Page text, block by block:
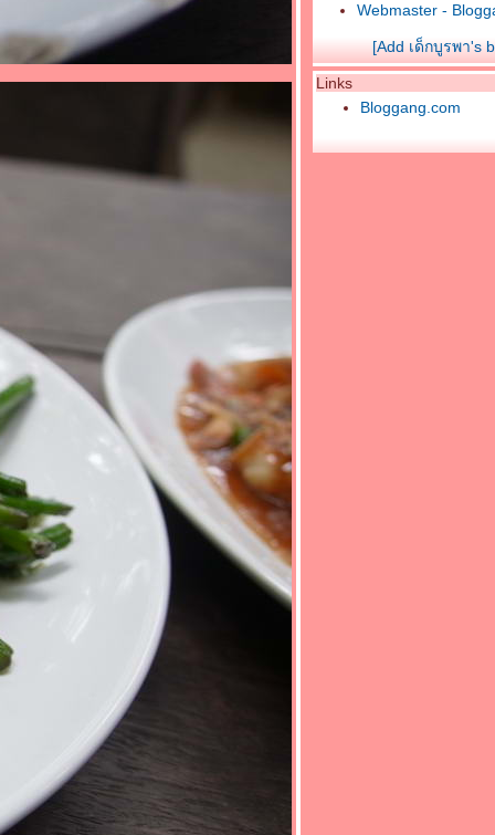
Webmaster -
[Add เด็กบูรพา's
Links
Bloggang.com